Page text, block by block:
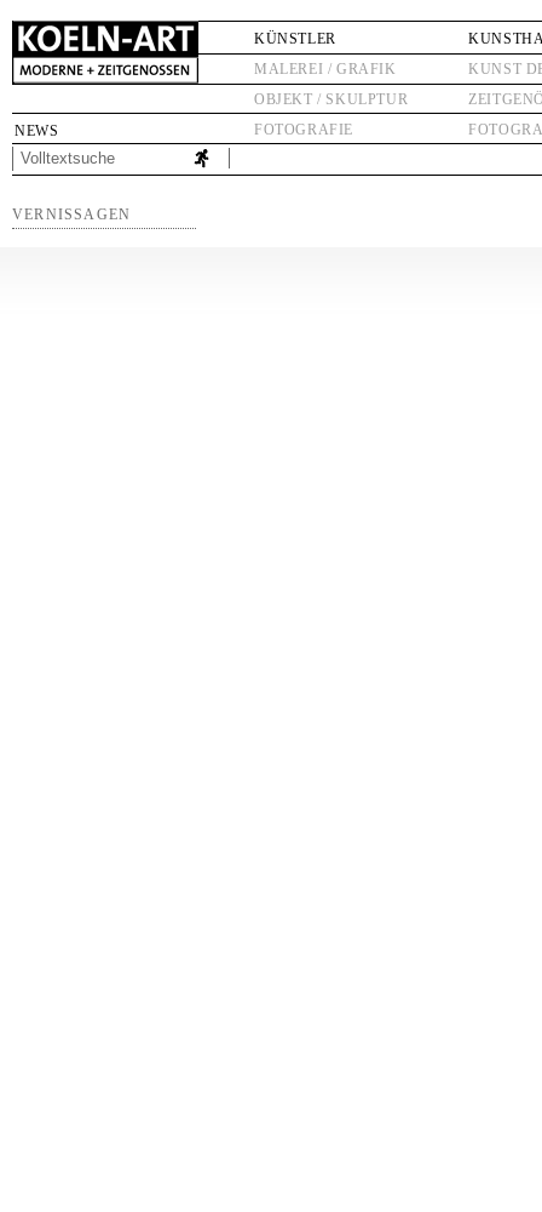
NEWS
KÜNSTLER
MALEREI / GRAFIK
OBJEKT / SKULPTUR
FOTOGRAFIE
KUNST
VERNISSAGEN